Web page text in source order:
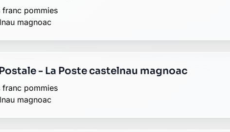
pommies
magnoac
- La Poste castelnau magnoac
pommies
magnoac